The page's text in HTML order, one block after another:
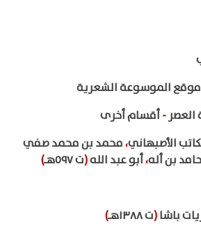
الموسوعة الشعرية
العصر-أقسام أخرى
الأصبهاني،محمد بن محمد صفي
بن أله،أبو عبد الله(ت ٥٩٧هـ
)
باشا(ت ١٣٨٨هـ
)